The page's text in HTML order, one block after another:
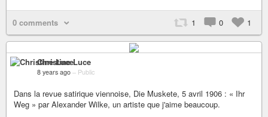
0 comments 1 0 1
Christine Luce
8 years ago – Public
Dans la revue satirique viennoise, Die Muskete, 5 avril 1906 : « Ihr
Weg » par Alexander Wilke, un artiste que j'aime beaucoup.